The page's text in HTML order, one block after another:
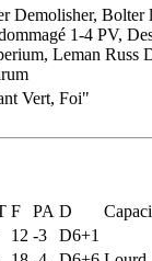
Demolisher,
1-4 PV,
Leman Russ
Vert, Foi"
F PA D
12 -3
D6+1